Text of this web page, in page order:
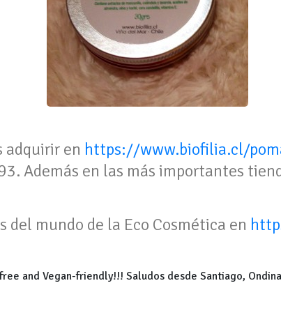
adquirir en https://www.biofilia.cl/
Además en las más importantes
del mundo de la Eco Cosmética en
and Vegan-friendly!!! Saludos desde Santiago, Ondina